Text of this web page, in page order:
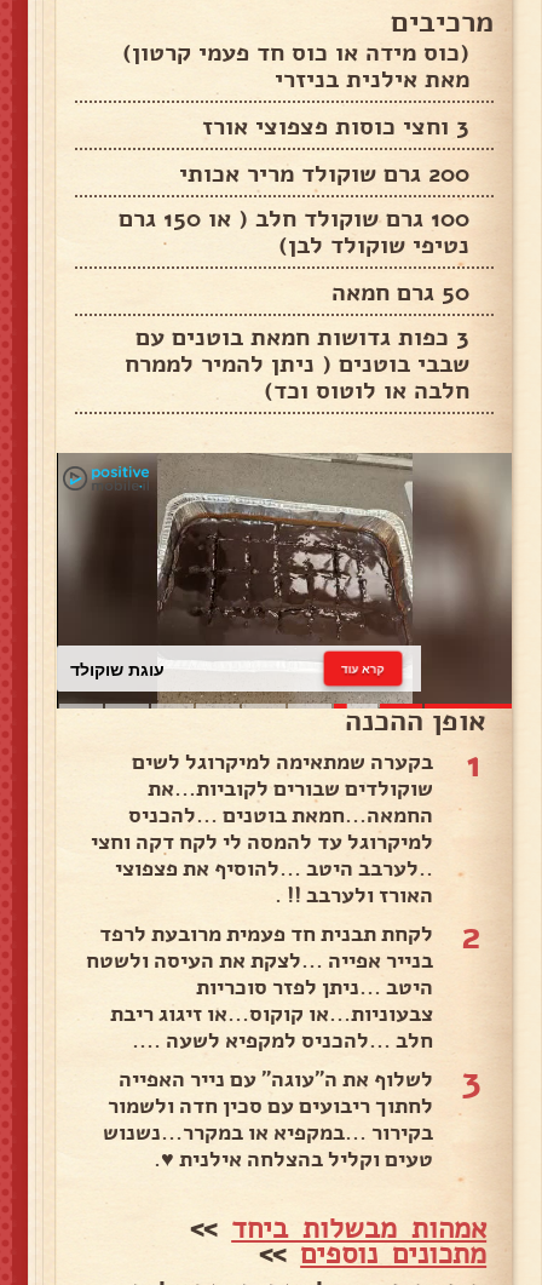
מרכיבים
(כוס מידה או כוס חד פעמי קרטון)
מאת אילנית בניזרי
3 וחצי כוסות פצפוצי אורז
200 גרם שוקולד מריר אכותי
100 גרם שוקולד חלב ( או 150 גרם
נטיפי שוקולד לבן)
50 גרם חמאה
3 כפות גדושות חמאת בוטנים עם
שבבי בוטנים ( ניתן להמיר לממרח
חלבה או לוטוס וכד)
עוגת שוקולד קרא עוד
אופן ההכנה
1
בקערה שמתאימה למיקרוגל לשים
שוקולדים שבורים לקוביות...את
החמאה...חמאת בוטנים ...להכניס
למיקרוגל עד להמסה לי לקח דקה וחצי
..לערבב היטב ...להוסיף את פצפוצי
האורז ולערבב !! .
2
לקחת תבנית חד פעמית מרובעת לרפד
בנייר אפייה ...לצקת את העיסה ולשטח
היטב ...ניתן לפזר סוכריות
צבעוניות...או קוקוס...או זיגוג ריבת
חלב ...להכניס למקפיא לשעה ....
3
לשלוף את ה"עוגה" עם נייר האפייה
לחתוך ריבועים עם סכין חדה ולשמור
בקירור ...במקפיא או במקרר...נשנוש
טעים וקליל בהצלחה אילנית ♥️.
אמהות מבשלות ביחד >>
מתכונים נוספים>>